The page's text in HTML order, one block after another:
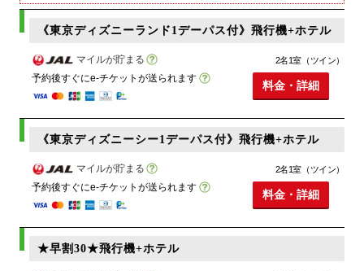
《東京ディズニーランド1デーパス付》飛行機+ホテル
マイルが貯まる
予約後すぐにe-チケットが送られます
2名1室（ツイン）
料金・詳細
《東京ディズニーシー1デーパス付》飛行機+ホテル
マイルが貯まる
予約後すぐにe-チケットが送られます
2名1室（ツイン）
料金・詳細
★早割30★飛行機+ホテル